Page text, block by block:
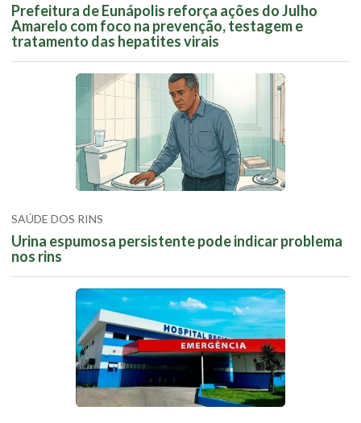
Prefeitura de Eunápolis reforça ações do Julho
Amarelo com foco na prevenção, testagem e
tratamento das hepatites virais
SAÚDE DOS RINS
Urina espumosa persistente pode indicar problema
nos rins